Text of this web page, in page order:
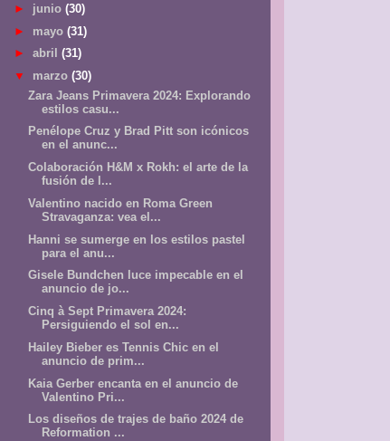
► junio (30)
► mayo (31)
► abril (31)
▼ marzo (30)
Zara Jeans Primavera 2024: Explorando
estilos casu...
Penélope Cruz y Brad Pitt son icónicos
en el anunc...
Colaboración H&M x Rokh: el arte de la
fusión de l...
Valentino nacido en Roma Green
Stravaganza: vea el...
Hanni se sumerge en los estilos pastel
para el anu...
Gisele Bundchen luce impecable en el
anuncio de jo...
Cinq à Sept Primavera 2024:
Persiguiendo el sol en...
Hailey Bieber es Tennis Chic en el
anuncio de prim...
Kaia Gerber encanta en el anuncio de
Valentino Pri...
Los diseños de trajes de baño 2024 de
Reformation ...